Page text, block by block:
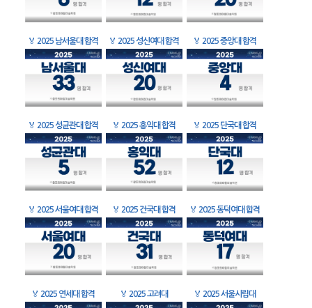
🏅 2025 남서울대 합격 🏅 2025 성신여대 합격 🏅 2025 중앙대 합격
🏅 2025 성균관대 합격 🏅 2025 홍익대 합격 🏅 2025 단국대 합격
🏅 2025 서울여대 합격 🏅 2025 건국대 합격 🏅 2025 동덕여대 합격
🏅 2025 연세대 합격 🏅 2025 고려대 🏅 2025 서울시립대